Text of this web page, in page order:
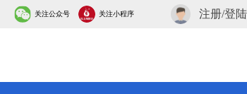
关注公众号 关注小程序 注册/登陆